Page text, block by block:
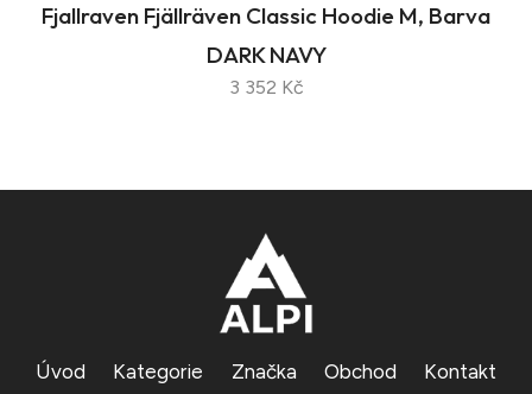
Fjallraven Fjällräven Classic Hoodie M, Barva
DARK NAVY
3 352 Kč
Úvod Kategorie Značka Obchod Kontakt